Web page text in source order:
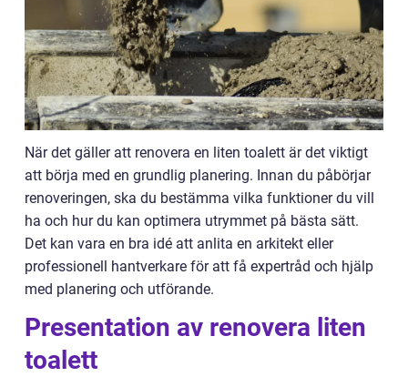
När det gäller att renovera en liten toalett är det viktigt
att börja med en grundlig planering. Innan du påbörjar
renoveringen, ska du bestämma vilka funktioner du vill
ha och hur du kan optimera utrymmet på bästa sätt.
Det kan vara en bra idé att anlita en arkitekt eller
professionell hantverkare för att få expertråd och hjälp
med planering och utförande.
Presentation av renovera liten
toalett